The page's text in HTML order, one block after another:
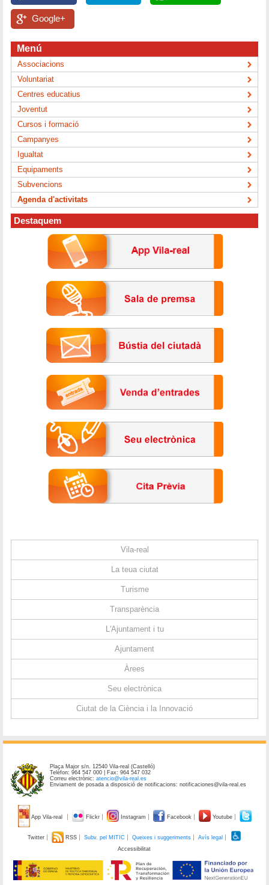
Google+
Menú
Associacions
Voluntariat
Centres educatius
Joventut
Cursos i formació
Campanyes
Igualtat
Equipaments
Subvencions
Agenda d'activitats
Destaquem
Vila-real
La teua ciutat
Turisme
Transparència
L'Ajuntament i tu
Ajuntament
Àrees
Seu electrònica
Ciutat de la Ciència i la Innovació
Plaça Major s/n. 12540 Vila-real (Castelló)
Telèfon: 964 547 000 | Fax: 964 547 032
Correu electrònic:atencio@vila-real.es
Enviament de posada a disposició de notificacions: notificaciones@vila-real.es
App Vila-real Flickr Instagram Facebook Youtube
Twitter RSS Subv. pel MITIC Queixes i suggeriments
Avís legal
Accessibilitat